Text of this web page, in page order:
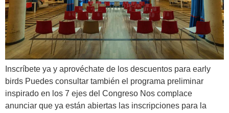
Inscríbete ya y aprovéchate de los descuentos para early
birds Puedes consultar también el programa preliminar
inspirado en los 7 ejes del Congreso Nos complace
anunciar que ya están abiertas las inscripciones para la